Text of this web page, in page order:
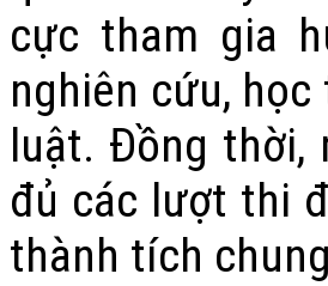
cực tham gia
nghiên cứu,
luật. Đồng thời,
đủ các lượt thi
thành tích